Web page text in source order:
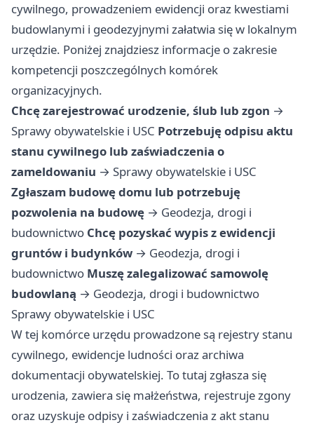
cywilnego, prowadzeniem ewidencji oraz kwestiami
budowlanymi i geodezyjnymi załatwia się w lokalnym
urzędzie. Poniżej znajdziesz informacje o zakresie
kompetencji poszczególnych komórek
organizacyjnych.
Chcę zarejestrować urodzenie, ślub lub zgon →
Sprawy obywatelskie i USC Potrzebuję odpisu aktu
stanu cywilnego lub zaświadczenia o
zameldowaniu → Sprawy obywatelskie i USC
Zgłaszam budowę domu lub potrzebuję
pozwolenia na budowę → Geodezja, drogi i
budownictwo Chcę pozyskać wypis z ewidencji
gruntów i budynków → Geodezja, drogi i
budownictwo Muszę zalegalizować samowolę
budowlaną → Geodezja, drogi i budownictwo
Sprawy obywatelskie i USC
W tej komórce urzędu prowadzone są rejestry stanu
cywilnego, ewidencje ludności oraz archiwa
dokumentacji obywatelskiej. To tutaj zgłasza się
urodzenia, zawiera się małżeństwa, rejestruje zgony
oraz uzyskuje odpisy i zaświadczenia z akt stanu